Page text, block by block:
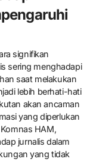
hukum.
Banyak data
yang lemah.
palsu yang
sulit untuk
juga harus
analisis data dan